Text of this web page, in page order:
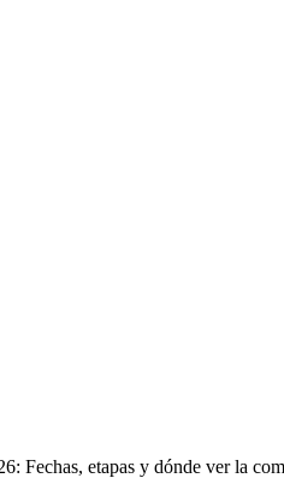
Fechas, etapas y dónde ver la